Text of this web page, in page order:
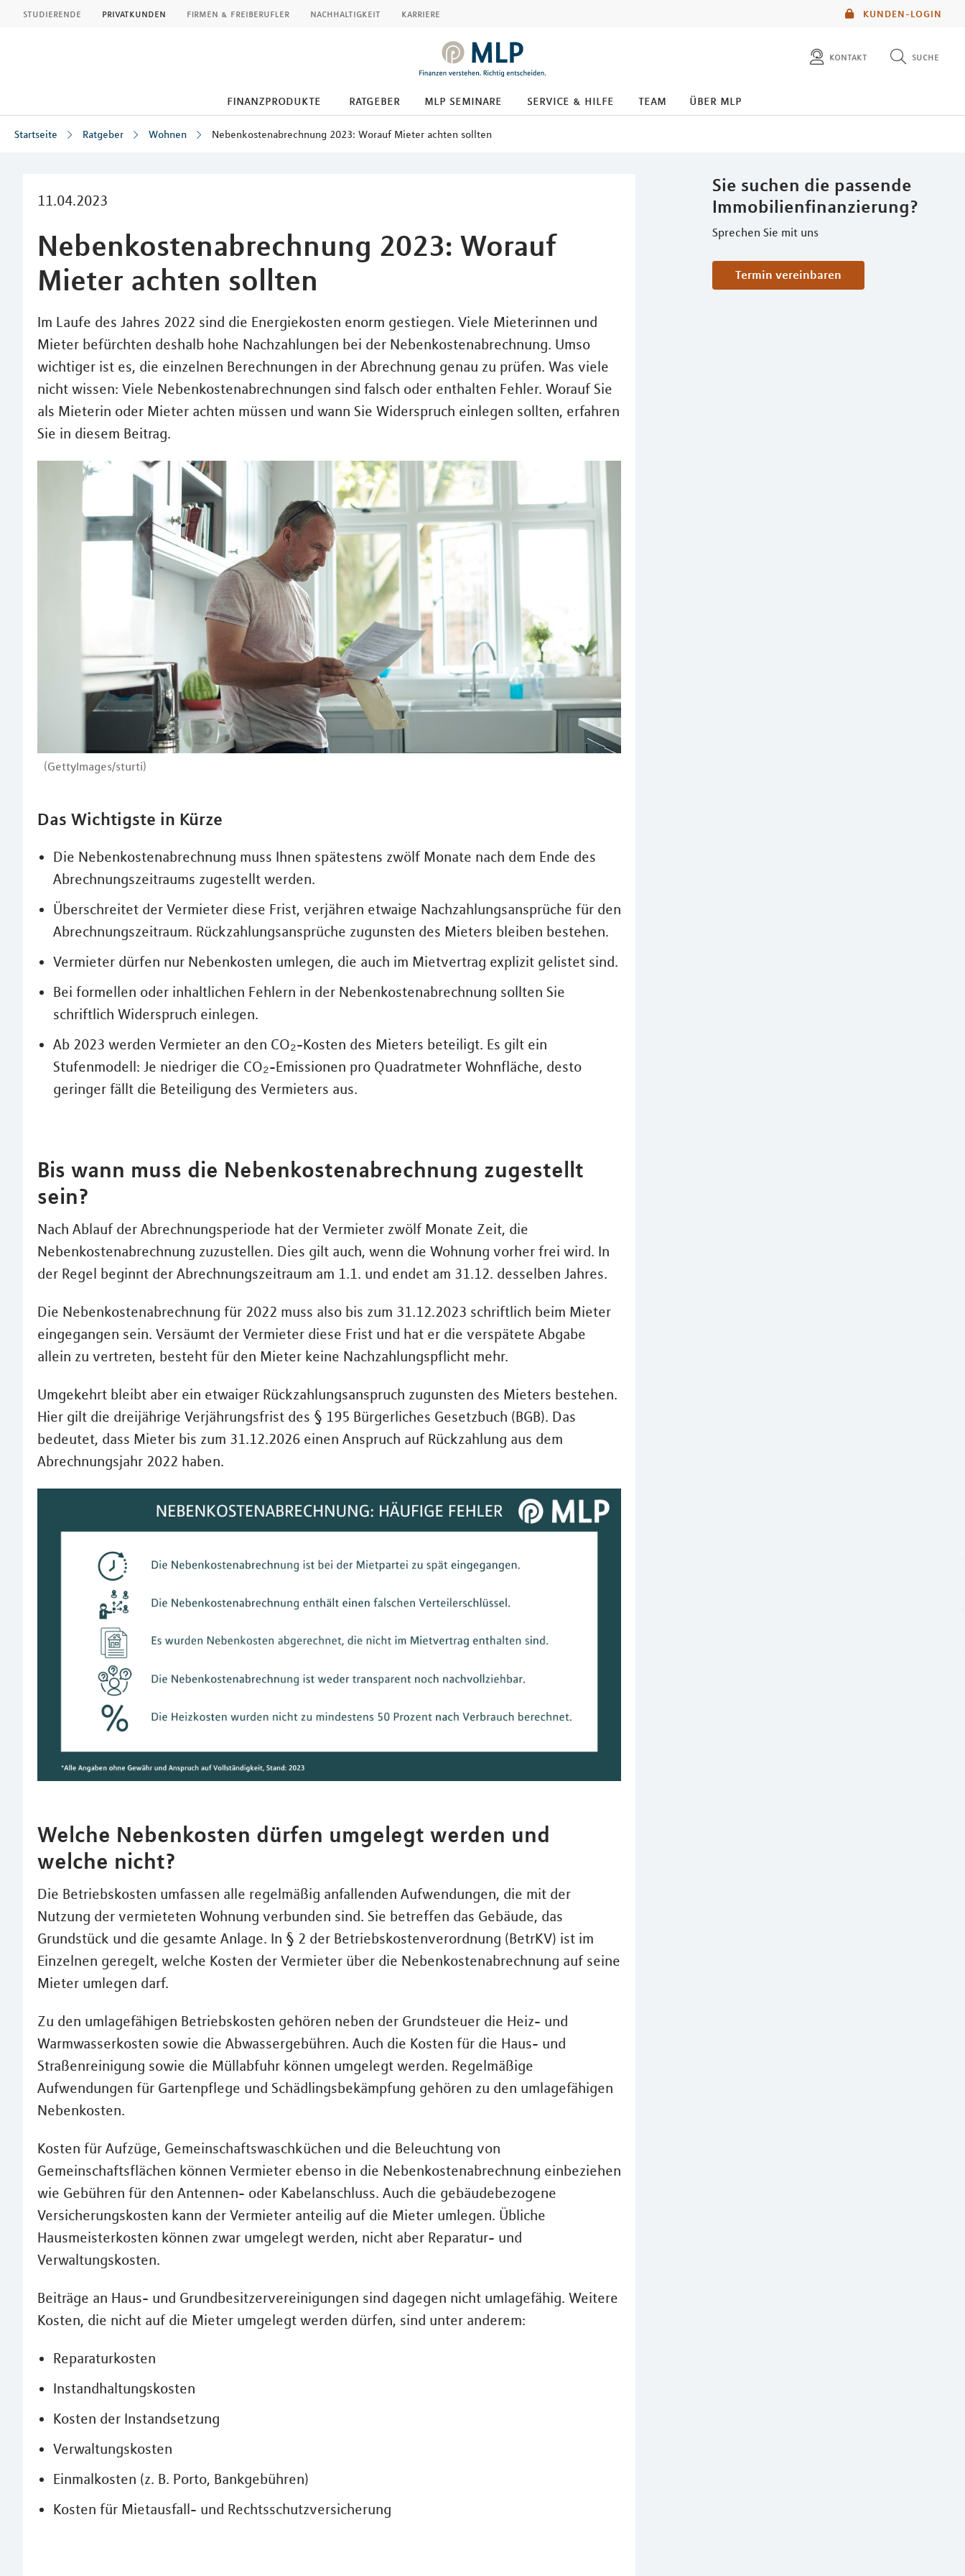
KUNDEN-LOGIN
studierende privatkunden firmen & freiberufler nachhaltigkeit karriere
kontakt suche
finanzprodukte ratgeber mlp seminare service & hilfe team über mlp
Startseite Ratgeber Wohnen Nebenkostenabrechnung 2023: Worauf Mieter achten sollten
11.04.2023
Nebenkostenabrechnung 2023: Worauf
Mieter achten sollten
Im Laufe des Jahres 2022 sind die Energiekosten enorm gestiegen. Viele Mieterinnen und
Mieter befürchten deshalb hohe Nachzahlungen bei der Nebenkostenabrechnung. Umso
wichtiger ist es, die einzelnen Berechnungen in der Abrechnung genau zu prüfen. Was viele
nicht wissen: Viele Nebenkostenabrechnungen sind falsch oder enthalten Fehler. Worauf Sie
als Mieterin oder Mieter achten müssen und wann Sie Widerspruch einlegen sollten, erfahren
Sie in diesem Beitrag.
(GettyImages/sturti)
Sie suchen die passende
Immobilienfinanzierung?
Sprechen Sie mit uns
Termin vereinbaren
Das Wichtigste in Kürze
Die Nebenkostenabrechnung muss Ihnen spätestens zwölf Monate nach dem Ende des
Abrechnungszeitraums zugestellt werden.
Überschreitet der Vermieter diese Frist, verjähren etwaige Nachzahlungsansprüche für den
Abrechnungszeitraum. Rückzahlungsansprüche zugunsten des Mieters bleiben bestehen.
Vermieter dürfen nur Nebenkosten umlegen, die auch im Mietvertrag explizit gelistet sind.
Bei formellen oder inhaltlichen Fehlern in der Nebenkostenabrechnung sollten Sie
schriftlich Widerspruch einlegen.
Ab 2023 werden Vermieter an den CO₂-Kosten des Mieters beteiligt. Es gilt ein
Stufenmodell: Je niedriger die CO₂-Emissionen pro Quadratmeter Wohnfläche, desto
geringer fällt die Beteiligung des Vermieters aus.
Bis wann muss die Nebenkostenabrechnung zugestellt
sein?
Nach Ablauf der Abrechnungsperiode hat der Vermieter zwölf Monate Zeit, die
Nebenkostenabrechnung zuzustellen. Dies gilt auch, wenn die Wohnung vorher frei wird. In
der Regel beginnt der Abrechnungszeitraum am 1.1. und endet am 31.12. desselben Jahres.
Die Nebenkostenabrechnung für 2022 muss also bis zum 31.12.2023 schriftlich beim Mieter
eingegangen sein. Versäumt der Vermieter diese Frist und hat er die verspätete Abgabe
allein zu vertreten, besteht für den Mieter keine Nachzahlungspflicht mehr.
Umgekehrt bleibt aber ein etwaiger Rückzahlungsanspruch zugunsten des Mieters bestehen.
Hier gilt die dreijährige Verjährungsfrist des § 195 Bürgerliches Gesetzbuch (BGB). Das
bedeutet, dass Mieter bis zum 31.12.2026 einen Anspruch auf Rückzahlung aus dem
Abrechnungsjahr 2022 haben.
Welche Nebenkosten dürfen umgelegt werden und
welche nicht?
Die Betriebskosten umfassen alle regelmäßig anfallenden Aufwendungen, die mit der
Nutzung der vermieteten Wohnung verbunden sind. Sie betreffen das Gebäude, das
Grundstück und die gesamte Anlage. In § 2 der Betriebskostenverordnung (BetrKV) ist im
Einzelnen geregelt, welche Kosten der Vermieter über die Nebenkostenabrechnung auf seine
Mieter umlegen darf.
Zu den umlagefähigen Betriebskosten gehören neben der Grundsteuer die Heiz- und
Warmwasserkosten sowie die Abwassergebühren. Auch die Kosten für die Haus- und
Straßenreinigung sowie die Müllabfuhr können umgelegt werden. Regelmäßige
Aufwendungen für Gartenpflege und Schädlingsbekämpfung gehören zu den umlagefähigen
Nebenkosten.
Kosten für Aufzüge, Gemeinschaftswaschküchen und die Beleuchtung von
Gemeinschaftsflächen können Vermieter ebenso in die Nebenkostenabrechnung einbeziehen
wie Gebühren für den Antennen- oder Kabelanschluss. Auch die gebäudebezogene
Versicherungskosten kann der Vermieter anteilig auf die Mieter umlegen. Übliche
Hausmeisterkosten können zwar umgelegt werden, nicht aber Reparatur- und
Verwaltungskosten.
Beiträge an Haus- und Grundbesitzervereinigungen sind dagegen nicht umlagefähig. Weitere
Kosten, die nicht auf die Mieter umgelegt werden dürfen, sind unter anderem:
Reparaturkosten
Instandhaltungskosten
Kosten der Instandsetzung
Verwaltungskosten
Einmalkosten (z. B. Porto, Bankgebühren)
Kosten für Mietausfall- und Rechtsschutzversicherung